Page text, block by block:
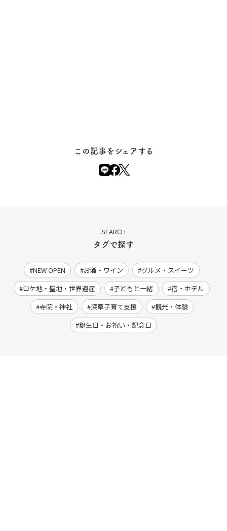
この記事をシェアする
SEARCH
タグで探す
NEW OPEN お酒・ワイン
グルメ・スイーツ
ロケ地・聖地・世界遺産
子どもと一緒
宿・ホテル
寺院・神社
深草子育て支援
観光・体験
誕生日・お祝い・記念日